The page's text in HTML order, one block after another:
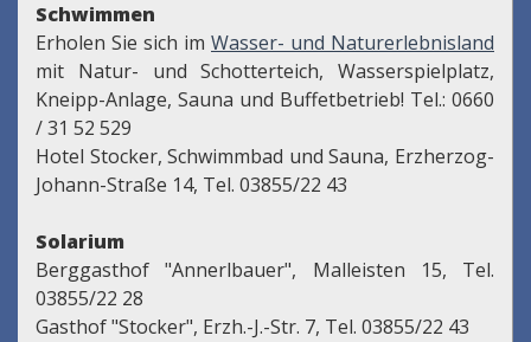
Schwimmen
Erholen Sie sich im Wasser- und Naturerlebnisland
mit Natur- und Schotterteich, Wasserspielplatz,
Kneipp-Anlage, Sauna und Buffetbetrieb! Tel.: 0660
/ 31 52 529
Hotel Stocker, Schwimmbad und Sauna, Erzherzog-
Johann-Straße 14, Tel. 03855/22 43
Solarium
Berggasthof "Annerlbauer", Malleisten 15, Tel.
03855/22 28
Gasthof "Stocker", Erzh.-J.-Str. 7, Tel. 03855/22 43